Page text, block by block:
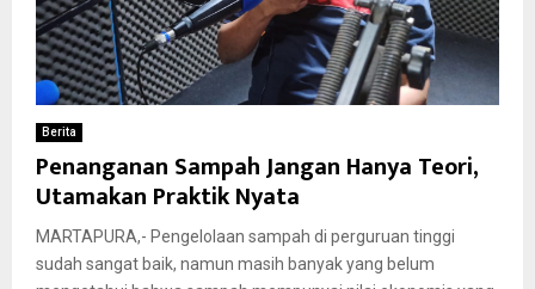
Berita
Penanganan Sampah Jangan Hanya Teori,
Utamakan Praktik Nyata
MARTAPURA,- Pengelolaan sampah di perguruan tinggi
sudah sangat baik, namun masih banyak yang belum